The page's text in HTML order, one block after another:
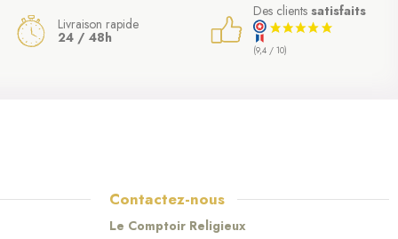
Livraison rapide
24 / 48h
Des clients satisfaits
(9,4 / 10)
Contactez-nous
Le Comptoir Religieux